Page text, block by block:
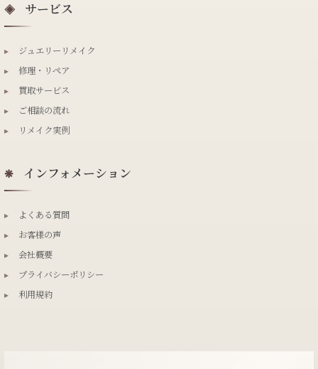
◈ サービス
▸
ジュエリーリメイク
▸
修理・リペア
▸
買取サービス
▸
ご相談の流れ
▸
リメイク実例
❋ インフォメーション
▸
よくある質問
▸
お客様の声
▸
会社概要
▸
プライバシーポリシー
▸
利用規約